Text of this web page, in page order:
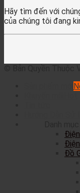
Hãy tìm đến với
của chúng tôi đang
Đồ